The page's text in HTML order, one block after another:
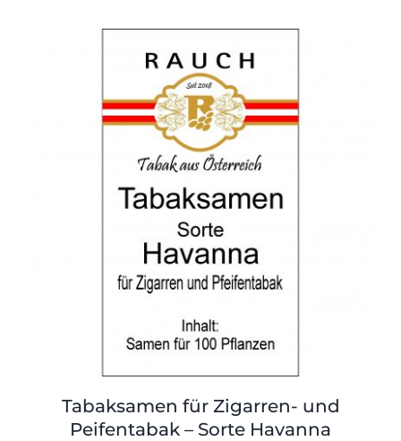
Tabaksamen für Zigarren- und
Peifentabak – Sorte Havanna